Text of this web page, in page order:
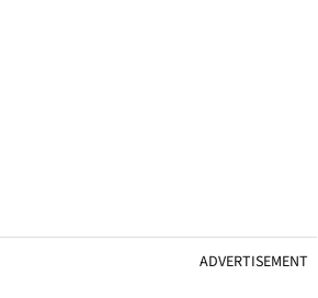
ADVERTISEMENT